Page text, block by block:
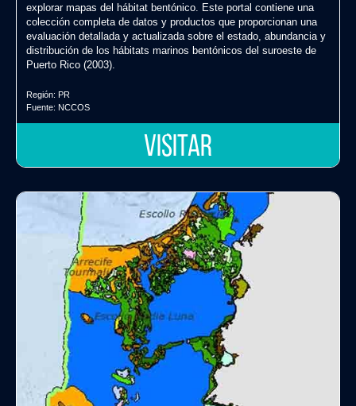
explorar mapas del hábitat bentónico. Este portal contiene una
colección completa de datos y productos que proporcionan una
evaluación detallada y actualizada sobre el estado, abundancia y
distribución de los hábitats marinos bentónicos del suroeste de
Puerto Rico (2003).
Región: PR
Fuente: NCCOS
VISITAR